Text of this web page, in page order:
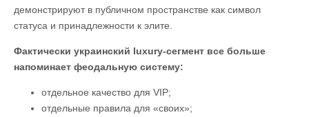
демонстрируют в публичном пространстве как символ
статуса и принадлежности к элите.
Фактически украинский luxury-сегмент все больше
напоминает феодальную систему:
отдельное качество для VIP;
отдельные правила для «своих»;